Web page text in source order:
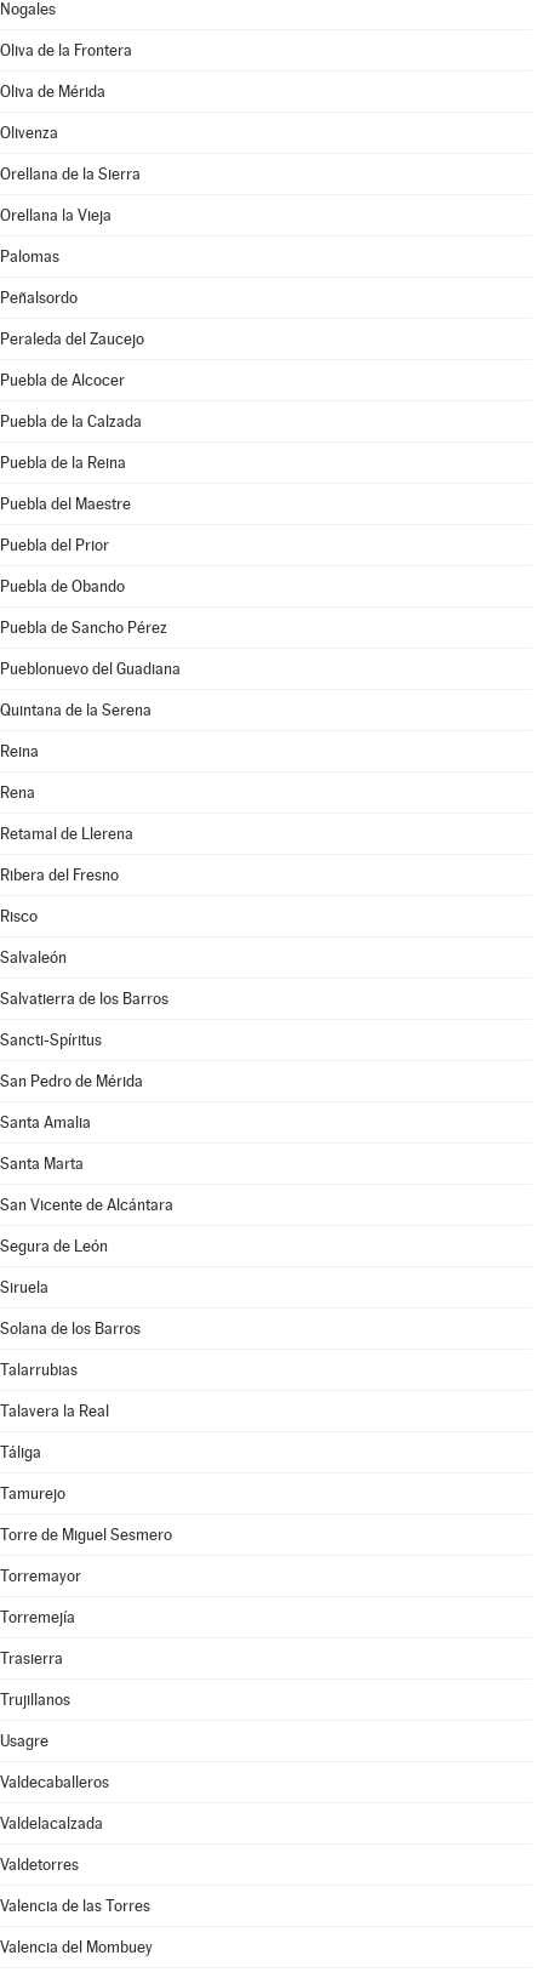
Nogales
Oliva de la Frontera
Oliva de Mérida
Olivenza
Orellana de la Sierra
Orellana la Vieja
Palomas
Peñalsordo
Peraleda del Zaucejo
Puebla de Alcocer
Puebla de la Calzada
Puebla de la Reina
Puebla del Maestre
Puebla del Prior
Puebla de Obando
Puebla de Sancho Pérez
Pueblonuevo del Guadiana
Quintana de la Serena
Reina
Rena
Retamal de Llerena
Ribera del Fresno
Risco
Salvaleón
Salvatierra de los Barros
Sancti-Spíritus
San Pedro de Mérida
Santa Amalia
Santa Marta
San Vicente de Alcántara
Segura de León
Siruela
Solana de los Barros
Talarrubias
Talavera la Real
Táliga
Tamurejo
Torre de Miguel Sesmero
Torremayor
Torremejía
Trasierra
Trujillanos
Usagre
Valdecaballeros
Valdelacalzada
Valdetorres
Valencia de las Torres
Valencia del Mombuey